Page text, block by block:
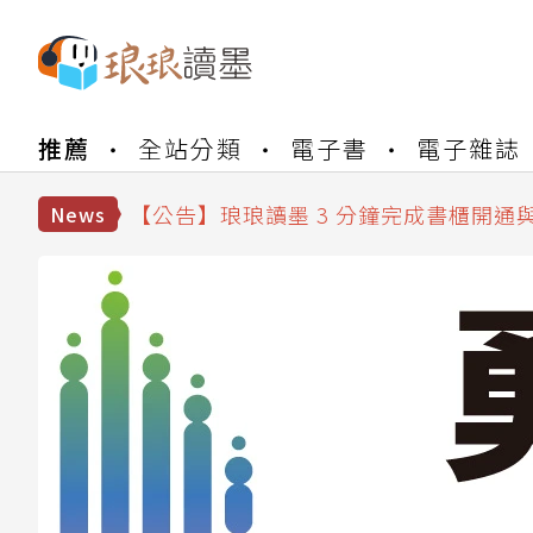
推薦 全站分類 電子書 電子雜誌
News
【公告】琅琅讀墨數位閱讀資產合併與
【公告】琅琅讀墨書櫃開通常見問題
【公告】琅琅讀墨 3 分鐘完成書櫃開
【公告】琅琅書店服務升級重要說明及